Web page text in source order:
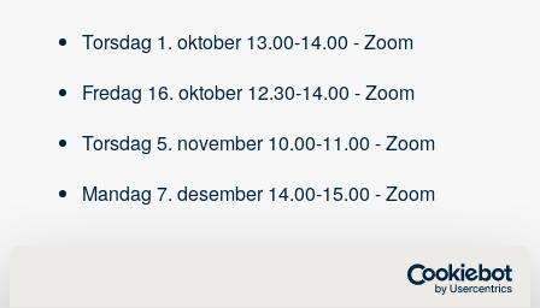
Torsdag 1. oktober 13.00-14.00 - Zoom
Fredag 16. oktober 12.30-14.00 - Zoom
Torsdag 5. november 10.00-11.00 - Zoom
Mandag 7. desember 14.00-15.00 - Zoom